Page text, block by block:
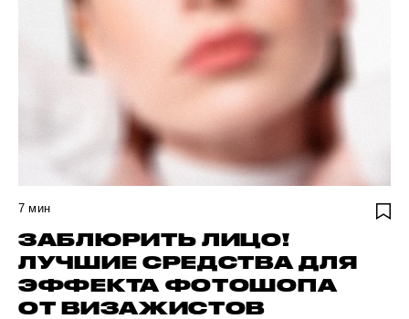
7 мин
ЗАБЛЮРИТЬ ЛИЦО!
ЛУЧШИЕ СРЕДСТВА ДЛЯ
ЭФФЕКТА ФОТОШОПА
ОТ ВИЗАЖИСТОВ